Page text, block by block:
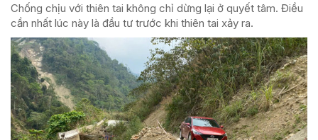
Chống chịu với thiên tai không chỉ dừng lại ở quyết tâm. Điều
cần nhất lúc này là đầu tư trước khi thiên tai xảy ra.